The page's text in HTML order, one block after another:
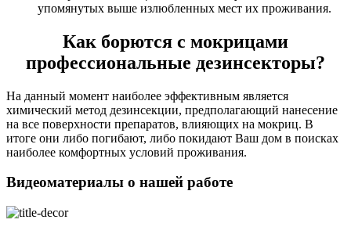
упомянутых выше излюбленных мест их проживания.
Как борются с мокрицами
профессиональные дезинсекторы?
На данный момент наиболее эффективным является
химический метод дезинсекции, предполагающий нанесение
на все поверхности препаратов, влияющих на мокриц. В
итоге они либо погибают, либо покидают Ваш дом в поисках
наиболее комфортных условий проживания.
Видеоматериалы о нашей работе